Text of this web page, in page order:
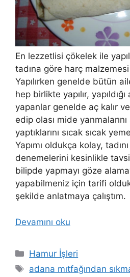
En lezzetlisi çökelek ile
tadına göre harç
Yapılırken genelde bütün
hep birlikte yapılır,
yapanlar genelde aç kalır
edip olası mide
yaptıklarını sıcak sıcak
Yapımı oldukça kolay,
denemelerini kesinlikle
bilipde yapmayı göze
yapabilmeniz için tarifi
şekilde anlatmaya çalıştım.
Devamını oku
Kategoriler
Hamur İşleri
Etiketler
adana mıtfağından